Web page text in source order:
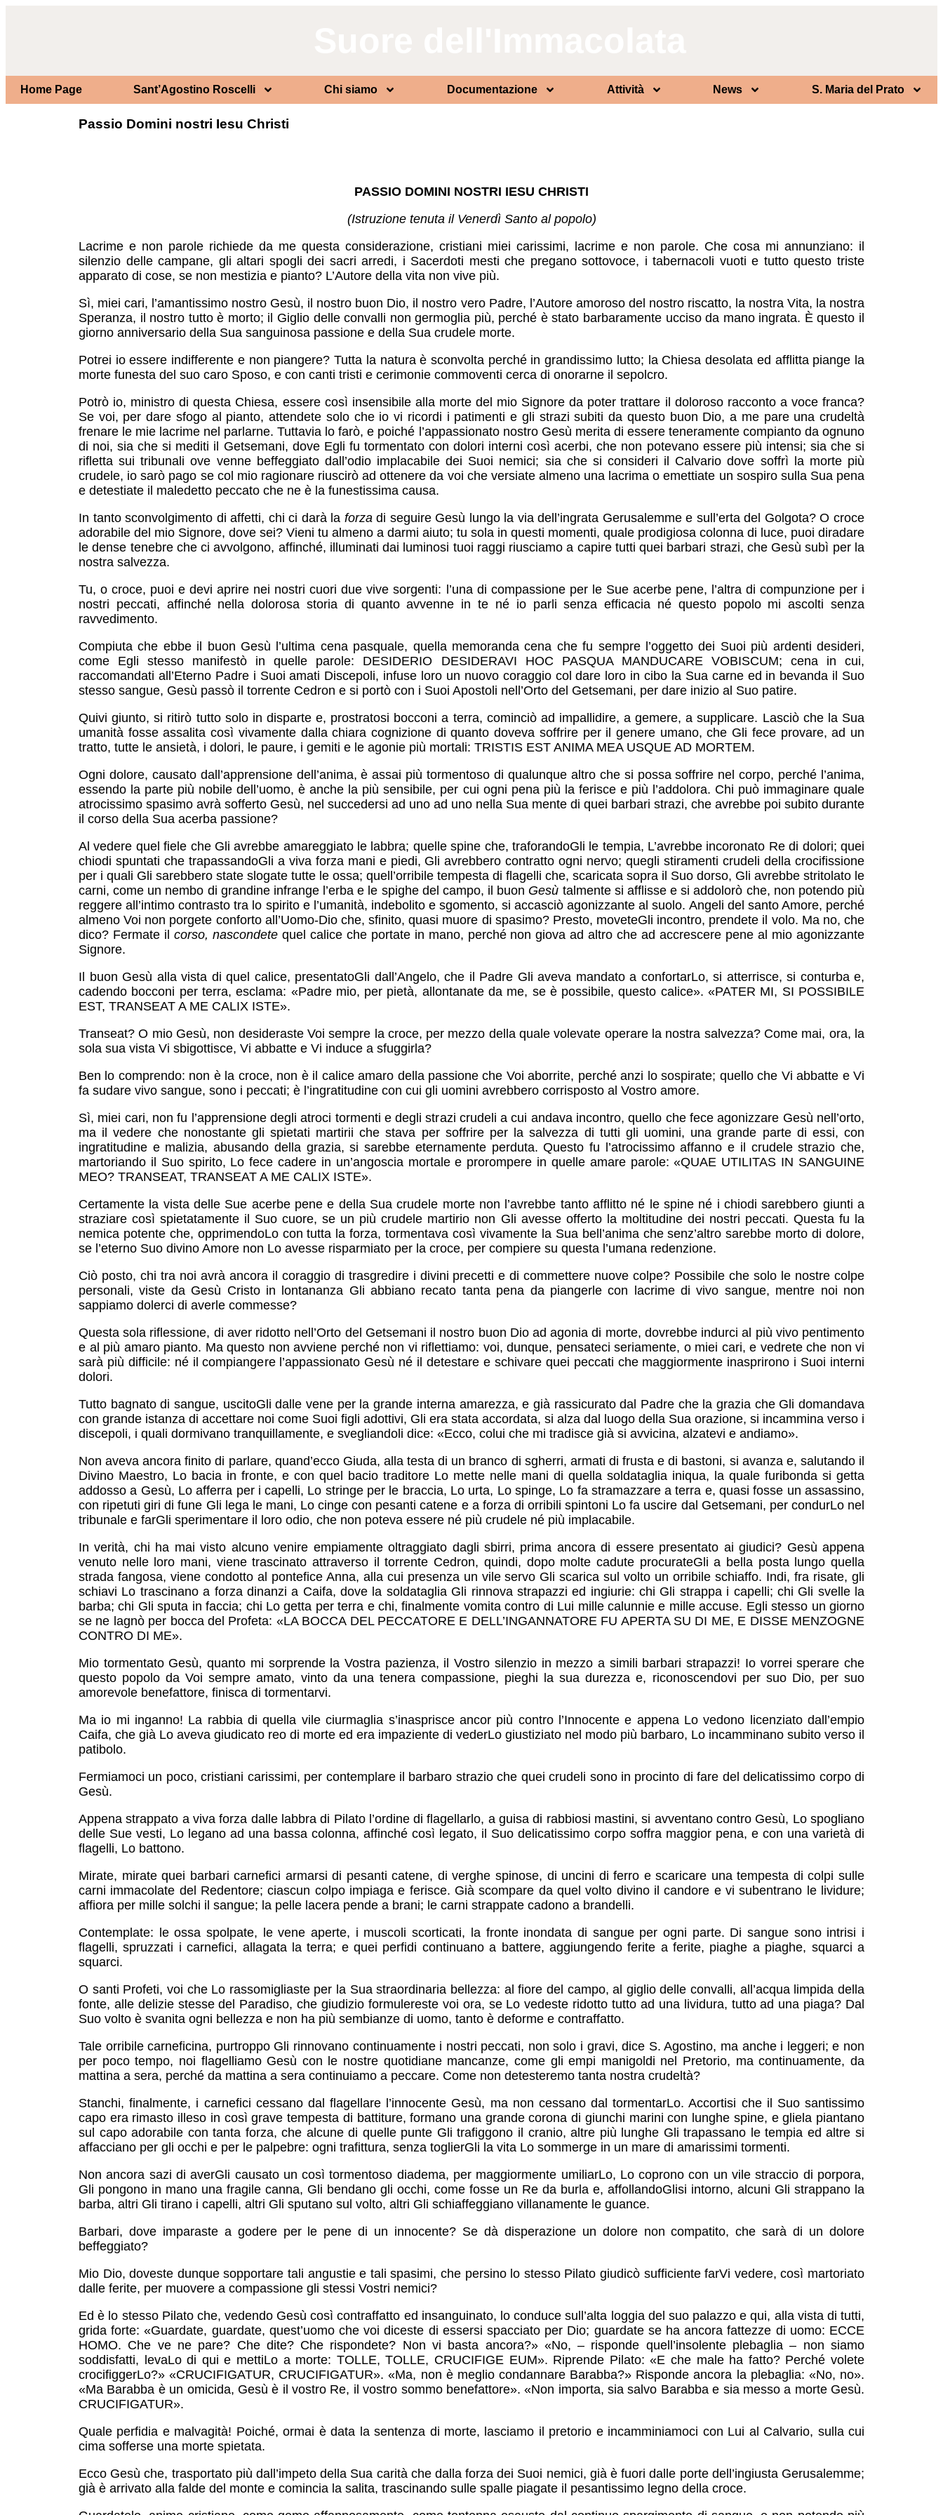
Home Page Sant’Agostino Roscelli Chi siamo Documentazione Attività News S. Maria del Prato
Passio Domini nostri Iesu Christi
PASSIO DOMINI NOSTRI IESU CHRISTI
(Istruzione tenuta il Venerdì Santo al popolo)
Lacrime e non parole richiede da me questa considerazione, cristiani miei carissimi, lacrime e non parole. Che cosa mi annunziano: il
silenzio delle campane, gli altari spogli dei sacri arredi, i Sacerdoti mesti che pregano sottovoce, i tabernacoli vuoti e tutto questo triste
apparato di cose, se non mestizia e pianto? L’Autore della vita non vive più.
Sì, miei cari, l’amantissimo nostro Gesù, il nostro buon Dio, il nostro vero Padre, l’Autore amoroso del nostro riscatto, la nostra Vita, la nostra
Speranza, il nostro tutto è morto; il Giglio delle convalli non germoglia più, perché è stato barbaramente ucciso da mano ingrata. È questo il
giorno anniversario della Sua sanguinosa passione e della Sua crudele morte.
Potrei io essere indifferente e non piangere? Tutta la natura è sconvolta perché in grandissimo lutto; la Chiesa desolata ed afflitta piange la
morte funesta del suo caro Sposo, e con canti tristi e cerimonie commoventi cerca di onorarne il sepolcro.
Potrò io, ministro di questa Chiesa, essere così insensibile alla morte del mio Signore da poter trattare il doloroso racconto a voce franca?
Se voi, per dare sfogo al pianto, attendete solo che io vi ricordi i patimenti e gli strazi subiti da questo buon Dio, a me pare una crudeltà
frenare le mie lacrime nel parlarne. Tuttavia lo farò, e poiché l’appassionato nostro Gesù merita di essere teneramente compianto da ognuno
di noi, sia che si mediti il Getsemani, dove Egli fu tormentato con dolori interni così acerbi, che non potevano essere più intensi; sia che si
rifletta sui tribunali ove venne beffeggiato dall’odio implacabile dei Suoi nemici; sia che si consideri il Calvario dove soffrì la morte più
crudele, io sarò pago se col mio ragionare riuscirò ad ottenere da voi che versiate almeno una lacrima o emettiate un sospiro sulla Sua pena
e detestiate il maledetto peccato che ne è la funestissima causa.
In tanto sconvolgimento di affetti, chi ci darà la forzadi seguire Gesù lungo la via dell’ingrata Gerusalemme e sull’erta del Golgota? O croce
adorabile del mio Signore, dove sei? Vieni tu almeno a darmi aiuto; tu sola in questi momenti, quale prodigiosa colonna di luce, puoi diradare
le dense tenebre che ci avvolgono, affinché, illuminati dai luminosi tuoi raggi riusciamo a capire tutti quei barbari strazi, che Gesù subì per la
nostra salvezza.
Tu, o croce, puoi e devi aprire nei nostri cuori due vive sorgenti: l’una di compassione per le Sue acerbe pene, l’altra di compunzione per i
nostri peccati, affinché nella dolorosa storia di quanto avvenne in te né io parli senza efficacia né questo popolo mi ascolti senza
ravvedimento.
Compiuta che ebbe il buon Gesù l’ultima cena pasquale, quella memoranda cena che fu sempre l’oggetto dei Suoi più ardenti desideri,
come Egli stesso manifestò in quelle parole: DESIDERIO DESIDERAVI HOC PASQUA MANDUCARE VOBISCUM; cena in cui,
raccomandati all’Eterno Padre i Suoi amati Discepoli, infuse loro un nuovo coraggio col dare loro in cibo la Sua carne ed in bevanda il Suo
stesso sangue, Gesù passò il torrente Cedron e si portò con i Suoi Apostoli nell’Orto del Getsemani, per dare inizio al Suo patire.
Quivi giunto, si ritirò tutto solo in disparte e, prostratosi bocconi a terra, cominciò ad impallidire, a gemere, a supplicare. Lasciò che la Sua
umanità fosse assalita così vivamente dalla chiara cognizione di quanto doveva soffrire per il genere umano, che Gli fece provare, ad un
tratto, tutte le ansietà, i dolori, le paure, i gemiti e le agonie più mortali: TRISTIS EST ANIMA MEA USQUE AD MORTEM.
Ogni dolore, causato dall’apprensione dell’anima, è assai più tormentoso di qualunque altro che si possa soffrire nel corpo, perché l’anima,
essendo la parte più nobile dell’uomo, è anche la più sensibile, per cui ogni pena più la ferisce e più l’addolora. Chi può immaginare quale
atrocissimo spasimo avrà sofferto Gesù, nel succedersi ad uno ad uno nella Sua mente di quei barbari strazi, che avrebbe poi subito durante
il corso della Sua acerba passione?
Al vedere quel fiele che Gli avrebbe amareggiato le labbra; quelle spine che, traforandoGli le tempia, L’avrebbe incoronato Re di dolori; quei
chiodi spuntati che trapassandoGli a viva forza mani e piedi, Gli avrebbero contratto ogni nervo; quegli stiramenti crudeli della crocifissione
per i quali Gli sarebbero state slogate tutte le ossa; quell’orribile tempesta di flagelli che, scaricata sopra il Suo dorso, Gli avrebbe stritolato le
carni, come un nembo di grandine infrange l’erba e le spighe del campo, il buon Gesù talmente si afflisse e si addolorò che, non potendo più
reggere all’intimo contrasto tra lo spirito e l’umanità, indebolito e sgomento, si accasciò agonizzante al suolo. Angeli del santo Amore, perché
almeno Voi non porgete conforto all’Uomo-Dio che, sfinito, quasi muore di spasimo? Presto, moveteGli incontro, prendete il volo. Ma no, che
dico? Fermate il corso, nascondete quel calice che portate in mano, perché non giova ad altro che ad accrescere pene al mio agonizzante
Signore.
Il buon Gesù alla vista di quel calice, presentatoGli dall’Angelo, che il Padre Gli aveva mandato a confortarLo, si atterrisce, si conturba e,
cadendo bocconi per terra, esclama: «Padre mio, per pietà, allontanate da me, se è possibile, questo calice». «PATER MI, SI POSSIBILE
EST, TRANSEAT A ME CALIX ISTE».
Transeat? O mio Gesù, non desideraste Voi sempre la croce, per mezzo della quale volevate operare la nostra salvezza? Come mai, ora, la
sola sua vista Vi sbigottisce, Vi abbatte e Vi induce a sfuggirla?
Ben lo comprendo: non è la croce, non è il calice amaro della passione che Voi aborrite, perché anzi lo sospirate; quello che Vi abbatte e Vi
fa sudare vivo sangue, sono i peccati; è l’ingratitudine con cui gli uomini avrebbero corrisposto al Vostro amore.
Sì, miei cari, non fu l’apprensione degli atroci tormenti e degli strazi crudeli a cui andava incontro, quello che fece agonizzare Gesù nell’orto,
ma il vedere che nonostante gli spietati martirii che stava per soffrire per la salvezza di tutti gli uomini, una grande parte di essi, con
ingratitudine e malizia, abusando della grazia, si sarebbe eternamente perduta. Questo fu l’atrocissimo affanno e il crudele strazio che,
martoriando il Suo spirito, Lo fece cadere in un’angoscia mortale e prorompere in quelle amare parole: «QUAE UTILITAS IN SANGUINE
MEO? TRANSEAT, TRANSEAT A ME CALIX ISTE».
Certamente la vista delle Sue acerbe pene e della Sua crudele morte non l’avrebbe tanto afflitto né le spine né i chiodi sarebbero giunti a
straziare così spietatamente il Suo cuore, se un più crudele martirio non Gli avesse offerto la moltitudine dei nostri peccati. Questa fu la
nemica potente che, opprimendoLo con tutta la forza, tormentava così vivamente la Sua bell’anima che senz’altro sarebbe morto di dolore,
se l’eterno Suo divino Amore non Lo avesse risparmiato per la croce, per compiere su questa l’umana redenzione.
Ciò posto, chi tra noi avrà ancora il coraggio di trasgredire i divini precetti e di commettere nuove colpe? Possibile che solo le nostre colpe
personali, viste da Gesù Cristo in lontananza Gli abbiano recato tanta pena da piangerle con lacrime di vivo sangue, mentre noi non
sappiamo dolerci di averle commesse?
Questa sola riflessione, di aver ridotto nell’Orto del Getsemani il nostro buon Dio ad agonia di morte, dovrebbe indurci al più vivo pentimento
e al più amaro pianto. Ma questo non avviene perché non vi riflettiamo: voi, dunque, pensateci seriamente, o miei cari, e vedrete che non vi
sarà più difficile: né il compiangere l’appassionato Gesù né il detestare e schivare quei peccati che maggiormente inasprirono i Suoi interni
dolori.
Tutto bagnato di sangue, uscitoGli dalle vene per la grande interna amarezza, e già rassicurato dal Padre che la grazia che Gli domandava
con grande istanza di accettare noi come Suoi figli adottivi, Gli era stata accordata, si alza dal luogo della Sua orazione, si incammina verso i
discepoli, i quali dormivano tranquillamente, e svegliandoli dice: «Ecco, colui che mi tradisce già si avvicina, alzatevi e andiamo».
Non aveva ancora finito di parlare, quand’ecco Giuda, alla testa di un branco di sgherri, armati di frusta e di bastoni, si avanza e, salutando il
Divino Maestro, Lo bacia in fronte, e con quel bacio traditore Lo mette nelle mani di quella soldataglia iniqua, la quale furibonda si getta
addosso a Gesù, Lo afferra per i capelli, Lo stringe per le braccia, Lo urta, Lo spinge, Lo fa stramazzare a terra e, quasi fosse un assassino,
con ripetuti giri di fune Gli lega le mani, Lo cinge con pesanti catene e a forza di orribili spintoni Lo fa uscire dal Getsemani, per condurLo nel
tribunale e farGli sperimentare il loro odio, che non poteva essere né più crudele né più implacabile.
In verità, chi ha mai visto alcuno venire empiamente oltraggiato dagli sbirri, prima ancora di essere presentato ai giudici? Gesù appena
venuto nelle loro mani, viene trascinato attraverso il torrente Cedron, quindi, dopo molte cadute procurateGli a bella posta lungo quella
strada fangosa, viene condotto al pontefice Anna, alla cui presenza un vile servo Gli scarica sul volto un orribile schiaffo. Indi, fra risate, gli
schiavi Lo trascinano a forza dinanzi a Caifa, dove la soldataglia Gli rinnova strapazzi ed ingiurie: chi Gli strappa i capelli; chi Gli svelle la
barba; chi Gli sputa in faccia; chi Lo getta per terra e chi, finalmente vomita contro di Lui mille calunnie e mille accuse. Egli stesso un giorno
se ne lagnò per bocca del Profeta: «LA BOCCA DEL PECCATORE E DELL’INGANNATORE FU APERTA SU DI ME, E DISSE MENZOGNE
CONTRO DI ME».
Mio tormentato Gesù, quanto mi sorprende la Vostra pazienza, il Vostro silenzio in mezzo a simili barbari strapazzi! Io vorrei sperare che
questo popolo da Voi sempre amato, vinto da una tenera compassione, pieghi la sua durezza e, riconoscendovi per suo Dio, per suo
amorevole benefattore, finisca di tormentarvi.
Ma io mi inganno! La rabbia di quella vile ciurmaglia s’inasprisce ancor più contro l’Innocente e appena Lo vedono licenziato dall’empio
Caifa, che già Lo aveva giudicato reo di morte ed era impaziente di vederLo giustiziato nel modo più barbaro, Lo incamminano subito verso il
patibolo.
Fermiamoci un poco, cristiani carissimi, per contemplare il barbaro strazio che quei crudeli sono in procinto di fare del delicatissimo corpo di
Gesù.
Appena strappato a viva forza dalle labbra di Pilato l’ordine di flagellarlo, a guisa di rabbiosi mastini, si avventano contro Gesù, Lo spogliano
delle Sue vesti, Lo legano ad una bassa colonna, affinché così legato, il Suo delicatissimo corpo soffra maggior pena, e con una varietà di
flagelli, Lo battono.
Mirate, mirate quei barbari carnefici armarsi di pesanti catene, di verghe spinose, di uncini di ferro e scaricare una tempesta di colpi sulle
carni immacolate del Redentore; ciascun colpo impiaga e ferisce. Già scompare da quel volto divino il candore e vi subentrano le lividure;
affiora per mille solchi il sangue; la pelle lacera pende a brani; le carni strappate cadono a brandelli.
Contemplate: le ossa spolpate, le vene aperte, i muscoli scorticati, la fronte inondata di sangue per ogni parte. Di sangue sono intrisi i
flagelli, spruzzati i carnefici, allagata la terra; e quei perfidi continuano a battere, aggiungendo ferite a ferite, piaghe a piaghe, squarci a
squarci.
O santi Profeti, voi che Lo rassomigliaste per la Sua straordinaria bellezza: al fiore del campo, al giglio delle convalli, all’acqua limpida della
fonte, alle delizie stesse del Paradiso, che giudizio formulereste voi ora, se Lo vedeste ridotto tutto ad una lividura, tutto ad una piaga? Dal
Suo volto è svanita ogni bellezza e non ha più sembianze di uomo, tanto è deforme e contraffatto.
Tale orribile carneficina, purtroppo Gli rinnovano continuamente i nostri peccati, non solo i gravi, dice S. Agostino, ma anche i leggeri; e non
per poco tempo, noi flagelliamo Gesù con le nostre quotidiane mancanze, come gli empi manigoldi nel Pretorio, ma continuamente, da
mattina a sera, perché da mattina a sera continuiamo a peccare. Come non detesteremo tanta nostra crudeltà?
Stanchi, finalmente, i carnefici cessano dal flagellare l’innocente Gesù, ma non cessano dal tormentarLo. Accortisi che il Suo santissimo
capo era rimasto illeso in così grave tempesta di battiture, formano una grande corona di giunchi marini con lunghe spine, e gliela piantano
sul capo adorabile con tanta forza, che alcune di quelle punte Gli trafiggono il cranio, altre più lunghe Gli trapassano le tempia ed altre si
affacciano per gli occhi e per le palpebre: ogni trafittura, senza toglierGli la vita Lo sommerge in un mare di amarissimi tormenti.
Non ancora sazi di averGli causato un così tormentoso diadema, per maggiormente umiliarLo, Lo coprono con un vile straccio di porpora,
Gli pongono in mano una fragile canna, Gli bendano gli occhi, come fosse un Re da burla e, affollandoGlisi intorno, alcuni Gli strappano la
barba, altri Gli tirano i capelli, altri Gli sputano sul volto, altri Gli schiaffeggiano villanamente le guance.
Barbari, dove imparaste a godere per le pene di un innocente? Se dà disperazione un dolore non compatito, che sarà di un dolore
beffeggiato?
Mio Dio, doveste dunque sopportare tali angustie e tali spasimi, che persino lo stesso Pilato giudicò sufficiente farVi vedere, così martoriato
dalle ferite, per muovere a compassione gli stessi Vostri nemici?
Ed è lo stesso Pilato che, vedendo Gesù così contraffatto ed insanguinato, lo conduce sull’alta loggia del suo palazzo e qui, alla vista di tutti,
grida forte: «Guardate, guardate, quest’uomo che voi diceste di essersi spacciato per Dio; guardate se ha ancora fattezze di uomo: ECCE
HOMO. Che ve ne pare? Che dite? Che rispondete? Non vi basta ancora?» «No, – risponde quell’insolente plebaglia – non siamo
soddisfatti, levaLo di qui e mettiLo a morte: TOLLE, TOLLE, CRUCIFIGE EUM». Riprende Pilato: «E che male ha fatto? Perché volete
crocifiggerLo?» «CRUCIFIGATUR, CRUCIFIGATUR». «Ma, non è meglio condannare Barabba?» Risponde ancora la plebaglia: «No, no».
«Ma Barabba è un omicida, Gesù è il vostro Re, il vostro sommo benefattore». «Non importa, sia salvo Barabba e sia messo a morte Gesù.
CRUCIFIGATUR».
Quale perfidia e malvagità! Poiché, ormai è data la sentenza di morte, lasciamo il pretorio e incamminiamoci con Lui al Calvario, sulla cui
cima sofferse una morte spietata.
Ecco Gesù che, trasportato più dall’impeto della Sua carità che dalla forza dei Suoi nemici, già è fuori dalle porte dell’ingiusta Gerusalemme;
già è arrivato alla falde del monte e comincia la salita, trascinando sulle spalle piagate il pesantissimo legno della croce.